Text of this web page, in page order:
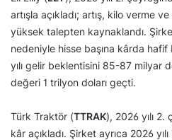
artışla açıkladı; artış, kilo verme
yüksek talepten kaynaklandı.
nedeniyle hisse başına kârda
yılı gelir beklentisini 85-87 milyar
değeri 1 trilyon doları geçti.
Türk Traktör (TTRAK), 2026 yılı
kâr açıkladı. Şirket ayrıca 2026